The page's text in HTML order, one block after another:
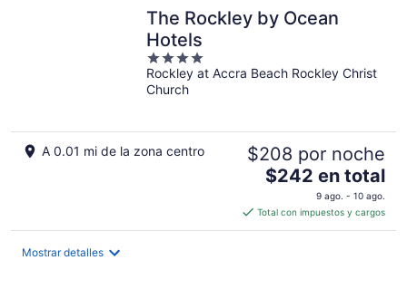
por
noche
The Rockley by Ocean
Hotels
4
out
of
Rockley at Accra Beach Rockley Christ
Church
A 0.01 mi de la zona centro $208 por noche
El
es
de
$242 en total
9 ago. - 10 ago.
Total con impuestos y cargos
Mostrar detalles